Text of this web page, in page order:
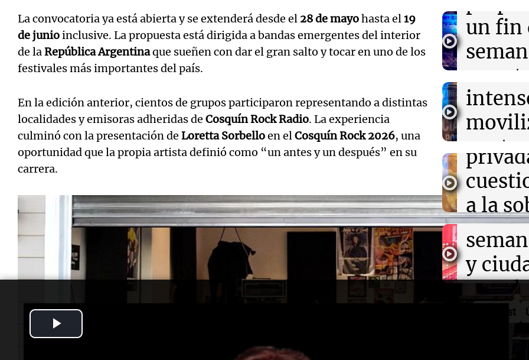
La convocatoria ya está abierta y se extenderá desde el 28 de mayohasta el19
de junioinclusive. La propuesta está dirigida a bandas emergentes del interior
de laRepública Argentinaque sueñen con dar el gran salto y tocar en uno de los
festivales más importantes del país.
En la edición anterior, cientos de grupos participaron representando a distintas
localidades y emisoras adheridas de Cosquín Rock Radio. La experiencia
culminó con la presentación de Loretta Sorbelloen elCosquín Rock 2026, una
oportunidad que la propia artista definió como “un antes y un después” en su
carrera.
Vogue World
Francisco: un
entre
establece
frente
Turno
un fin
y
ley de
Panorama
Episodios
Audio.
Panorama
Episodios
Audio.
el
a la
Panorama
Episodios
Audio.
un fin
y
de
Audio.
show
Audio.
tres
Podcast